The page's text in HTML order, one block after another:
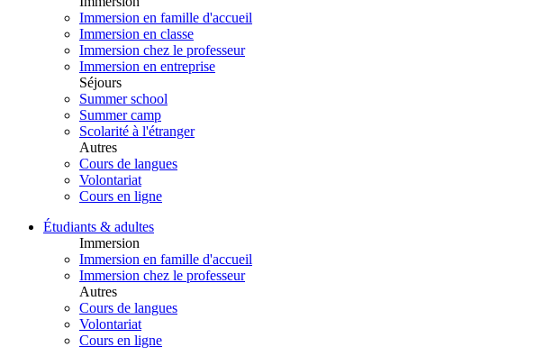
Immersion en famille d'accueil
Immersion en classe
Immersion chez le professeur
Immersion en entreprise
Séjours
Summer school
Summer camp
Scolarité à l'étranger
Autres
Cours de langues
Volontariat
Cours en ligne
Étudiants & adultes
Immersion
Immersion en famille d'accueil
Immersion chez le professeur
Autres
Cours de langues
Volontariat
Cours en ligne